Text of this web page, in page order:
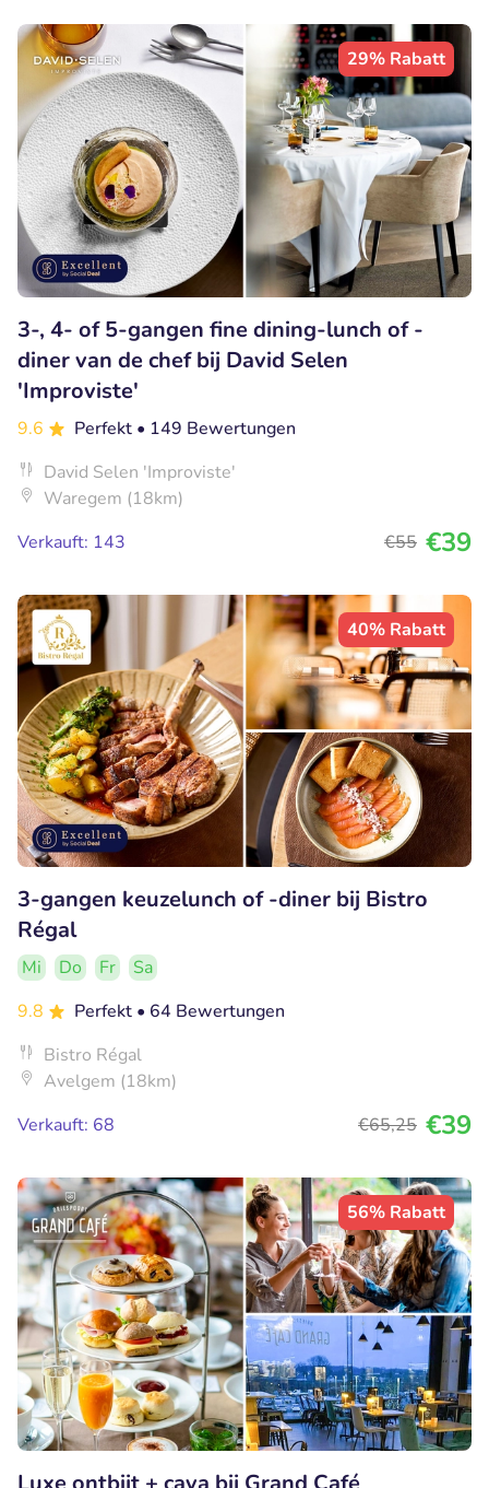
29% Rabatt
3-, 4- of 5-gangen fine dining-lunch of -
diner van de chef bij David Selen
'Improviste'
9.6 Perfekt • 149 Bewertungen
David Selen 'Improviste'
Waregem (18km)
Verkauft: 143
€55 €39
40% Rabatt
3-gangen keuzelunch of -diner bij Bistro
Régal
Mi Do Fr
Sa
9.8
Perfekt • 64 Bewertungen
Bistro Régal
Avelgem (18km)
Verkauft: 68
€65,25 €39
56% Rabatt